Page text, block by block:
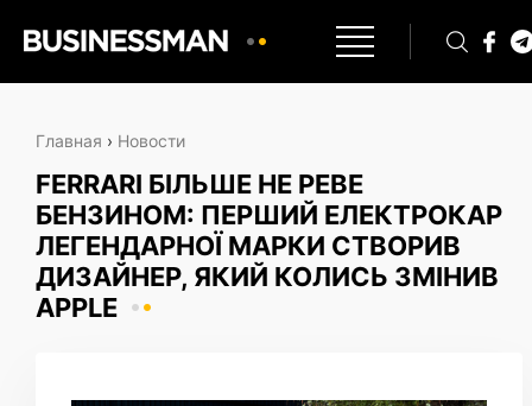
Главная › Новости
FERRARI БІЛЬШЕ НЕ РЕВЕ
БЕНЗИНОМ: ПЕРШИЙ ЕЛЕКТРОКАР
ЛЕГЕНДАРНОЇ МАРКИ СТВОРИВ
ДИЗАЙНЕР, ЯКИЙ КОЛИСЬ ЗМІНИВ
APPLE